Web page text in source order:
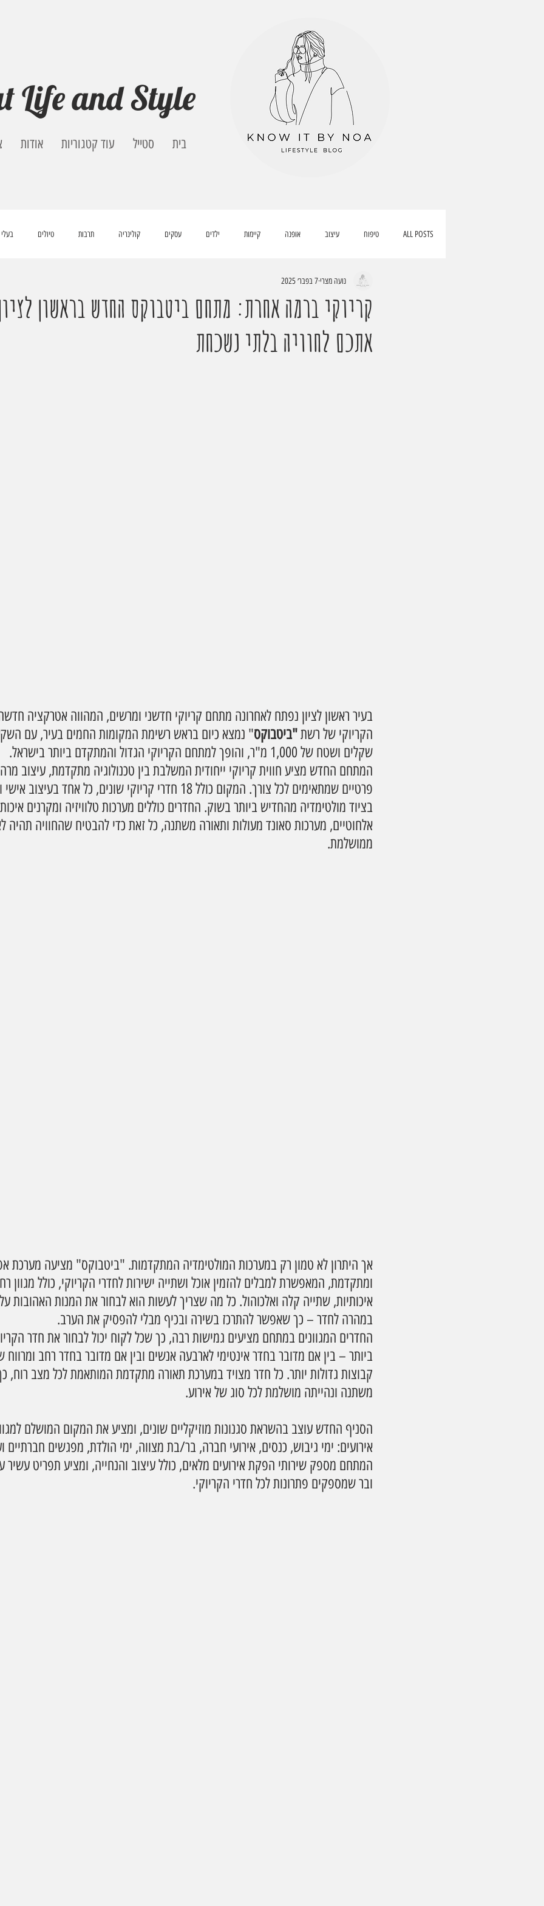
Life and Style
בית סטייל עוד קטגוריות אודות
ALL POSTS טיפוח עיצוב אופנה קיימות ילדים עסקים קולינריה תרבות טיולים
קריוקי ברמה אחרת: מתחם ביטבוקס החדש בראשון
אתכם לחוויה בלתי נשכחת
נועה מצרי 7 בפבר׳ 2025
בעיר ראשון לציון נפתח לאחרונה מתחם קריוקי חדשני ומרשים, המהווה אטרקציה
הקריוקי של רשת "ביטבוקס
שקלים ושטח של 1,000 מ"ר, והופך למתחם הקריוקי הגדול והמתקדם ביותר בישראל.
המתחם החדש מציע חווית קריוקי ייחודית המשלבת בין טכנולוגיה מתקדמת, עיצוב
פרטיים שמתאימים לכל צורך. המקום כולל 18 חדרי קריוקי שונים, כל אחד
בציוד מולטימדיה מהחדיש ביותר בשוק. החדרים כוללים מערכות טלוויזיה ומקרנים
אלחוטיים, מערכות סאונד מעולות ותאורה משתנה, כל זאת כדי להבטיח שהחוויה תהיה
ממושלמת.
אך היתרון לא טמון רק במערכות המולטימדיה המתקדמות. "ביטבוקס" מציעה מערכת
ומתקדמת, המאפשרת למבלים להזמין אוכל ושתייה ישירות לחדרי הקריוקי, כולל מגוון
איכותיות, שתייה קלה ואלכוהול. כל מה שצריך לעשות הוא לבחור את המנות האהובות
במהרה לחדר – כך שאפשר להתרכז בשירה ובכיף מבלי להפסיק את הערב.
החדרים המגוונים במתחם מציעים גמישות רבה, כך שכל לקוח יכול לבחור את חדר
ביותר – בין אם מדובר בחדר אינטימי לארבעה אנשים ובין אם מדובר בחדר רחב ומרווח
קבוצות גדולות יותר. כל חדר מצויד במערכת תאורה מתקדמת המותאמת לכל מצב רוח,
משתנה ונהייתה מושלמת לכל סוג של אירוע.
הסניף החדש עוצב בהשראת סגנונות מוזיקליים שונים, ומציע את המקום המושלם
אירועים: ימי גיבוש, כנסים, אירועי חברה, בר/בת מצווה, ימי הולדת, מפגשים חברתיים
המתחם מספק שירותי הפקת אירועים מלאים, כולל עיצוב והנחייה, ומציע תפריט עשיר
ובר שמספקים פתרונות לכל חדרי הקריוקי.